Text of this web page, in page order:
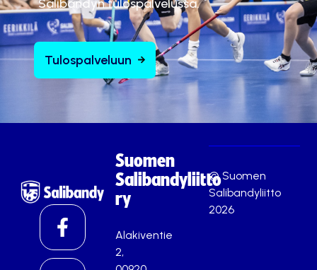
Salibandyn tulospalvelussa.
Tulospalveluun
Suomen
Salibandyliitto
ry
Alakiventie
2,
© Suomen
Salibandyliitto
2026